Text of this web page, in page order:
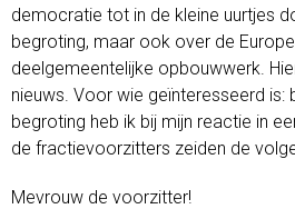
democratie tot in de kleine uurtjes
begroting, maar ook over de
deelgemeentelijke opbouwwerk.
nieuws. Voor wie geïnteresseerd is:
begroting heb ik bij mijn reactie in
de fractievoorzitters zeiden de
Mevrouw de voorzitter!